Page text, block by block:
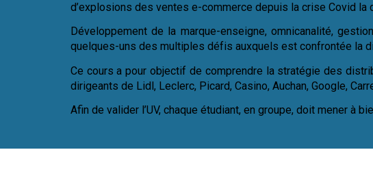
d’explosions des ventes e-commerce depuis la crise Covid
Développement de la marque-enseigne, omnicanalité,
quelques-uns des multiples défis auxquels est confrontée la
Ce cours a pour objectif de comprendre la stratégie des
dirigeants de Lidl, Leclerc, Picard, Casino, Auchan, Google,
Afin de valider l’UV, chaque étudiant, en groupe, doit mener à